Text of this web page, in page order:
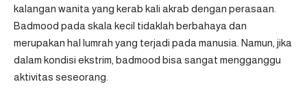
kalangan wanita yang kerab kali akrab dengan perasaan.
Badmood pada skala kecil tidaklah berbahaya dan
merupakan hal lumrah yang terjadi pada manusia. Namun, jika
dalam kondisi ekstrim, badmood bisa sangat mengganggu
aktivitas seseorang.